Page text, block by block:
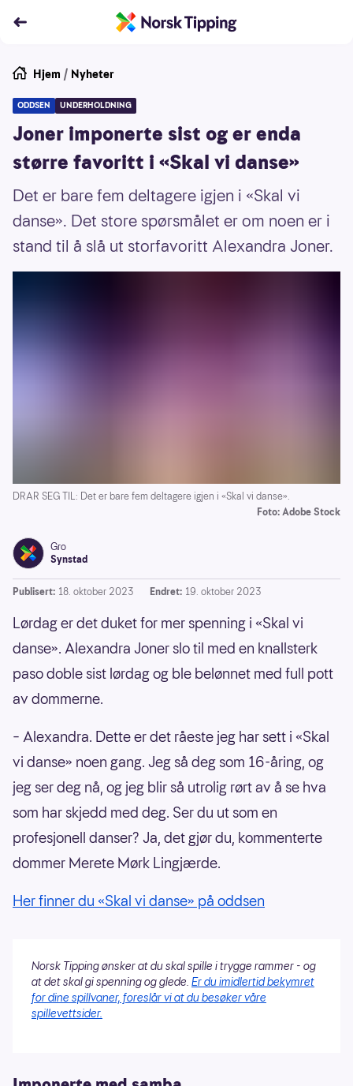
Hjem / Nyheter
ODDSEN UNDERHOLDNING
Joner imponerte sist og er enda
større favoritt i «Skal vi danse»
Det er bare fem deltagere igjen i «Skal vi
danse». Det store spørsmålet er om noen er i
stand til å slå ut storfavoritt Alexandra Joner.
DRAR SEG TIL: Det er bare fem deltagere igjen i «Skal vi danse».
Foto: Adobe Stock
Gro
Synstad
Publisert: 18. oktober 2023 Endret: 19. oktober 2023
Lørdag er det duket for mer spenning i «Skal vi
danse». Alexandra Joner slo til med en knallsterk
paso doble sist lørdag og ble belønnet med full pott
av dommerne.
– Alexandra. Dette er det råeste jeg har sett i «Skal
vi danse» noen gang. Jeg så deg som 16-åring, og
jeg ser deg nå, og jeg blir så utrolig rørt av å se hva
som har skjedd med deg. Ser du ut som en
profesjonell danser? Ja, det gjør du, kommenterte
dommer Merete Mørk Lingjærde.
Her finner du «Skal vi danse» på oddsen
Norsk Tipping ønsker at du skal spille i trygge rammer - og
at det skal gi spenning og glede. Er du imidlertid bekymret
for dine spillvaner, foreslår vi at du besøker våre
spillevettsider.